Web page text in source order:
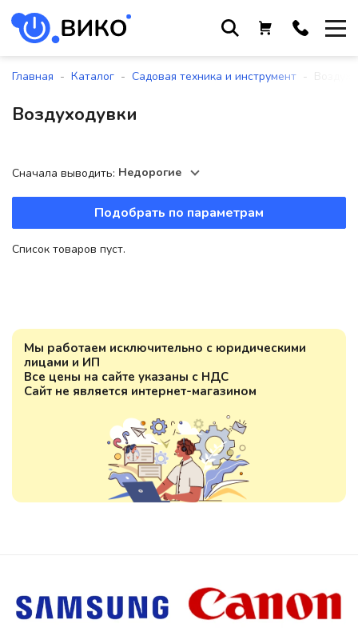
с понедельника по пятницу
По всем вопросам
sales@viko-t.by
17, пом. 38, оф. №1
Главная - Каталог - Садовая техника и инструмент -
Воздуходувки
Мы работаем исключительно с юридическими
лицами и ИП
Все цены на сайте указаны с НДС
Сайт не является интернет-магазином
Сначала выводить: Недорогие
Подобрать по параметрам
Список товаров пуст.